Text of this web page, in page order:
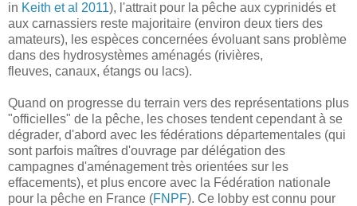
in Keith et al 2011), l'attrait pour la pêche aux cyprinidés et
aux carnassiers reste majoritaire (environ deux tiers des
amateurs), les espèces concernées évoluant sans problème
dans des hydrosystèmes aménagés (rivières,
fleuves, canaux, étangs ou lacs).
Quand on progresse du terrain vers des représentations plus
"officielles" de la pêche, les choses tendent cependant à se
dégrader, d'abord avec les fédérations départementales (qui
sont parfois maîtres d'ouvrage par délégation des
campagnes d'aménagement très orientées sur les
effacements), et plus encore avec la Fédération nationale
pour la pêche en France (FNPF). Ce lobby est connu pour